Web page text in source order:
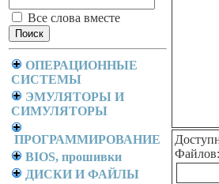
Все слова вместе
ОПЕРАЦИОННЫЕ
СИСТЕМЫ
ЭМУЛЯТОРЫ И
СИМУЛЯТОРЫ
ПРОГРАММИРОВАНИЕ
BIOS, прошивки
ДИСКИ И ФАЙЛЫ